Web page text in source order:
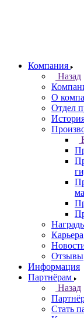
Компания
Назад
О
Отдел
Карьера
Отзывы
Информация
Партнёрам
Назад
Стать